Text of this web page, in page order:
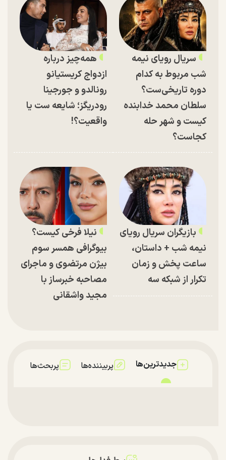
سریال رویای نیمه
شب مربوط به کدام
دوره تاریخی‌ست؟
سلطان محمد خدابنده
کیست و شهر حله
کجاست؟
همه‌چیز درباره
ازدواج کریستیانو
رونالدو و جورجینا
رودریگز؛ شایعه ست یا
واقعیت؟!
بازیگران سریال رویای
نیمه شب + داستان،
ساعت پخش و زمان
تکرار از شبکه سه
نیلا فرخی کیست؟
بیوگرافی همسر سوم
بیژن مرتضوی و ماجرای
مصاحبه خبرساز با
مجید واشقانی
جدیدترین‌ها پربیننده‌ها پربحث‌ها